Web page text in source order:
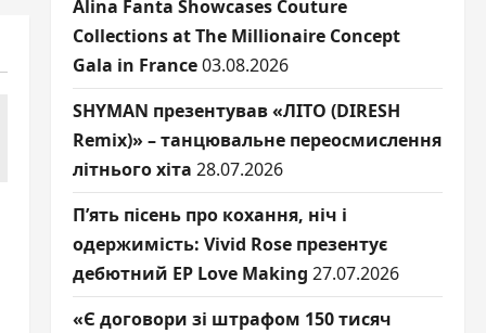
Alina Fanta Showcases Couture
Collections at The Millionaire Concept
Gala in France03.08.2026
SHYMAN презентував «ЛІТО (DIRESH
Remix)» – танцювальне переосмислення
літнього хіта 28.07.2026
П’ять пісень про кохання, ніч і
одержимість: Vivid Rose презентує
дебютний EP Love Making 27.07.2026
«Є договори зі штрафом 150 тисяч